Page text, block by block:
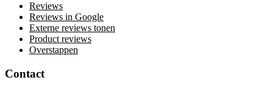
Reviews
Reviews in Google
Externe reviews tonen
Product reviews
Overstappen
Contact